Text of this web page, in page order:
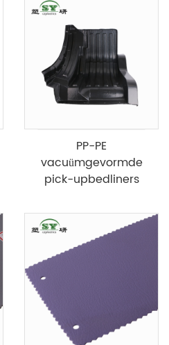
PP-PE
vacuümgevormde
pick-upbedliners